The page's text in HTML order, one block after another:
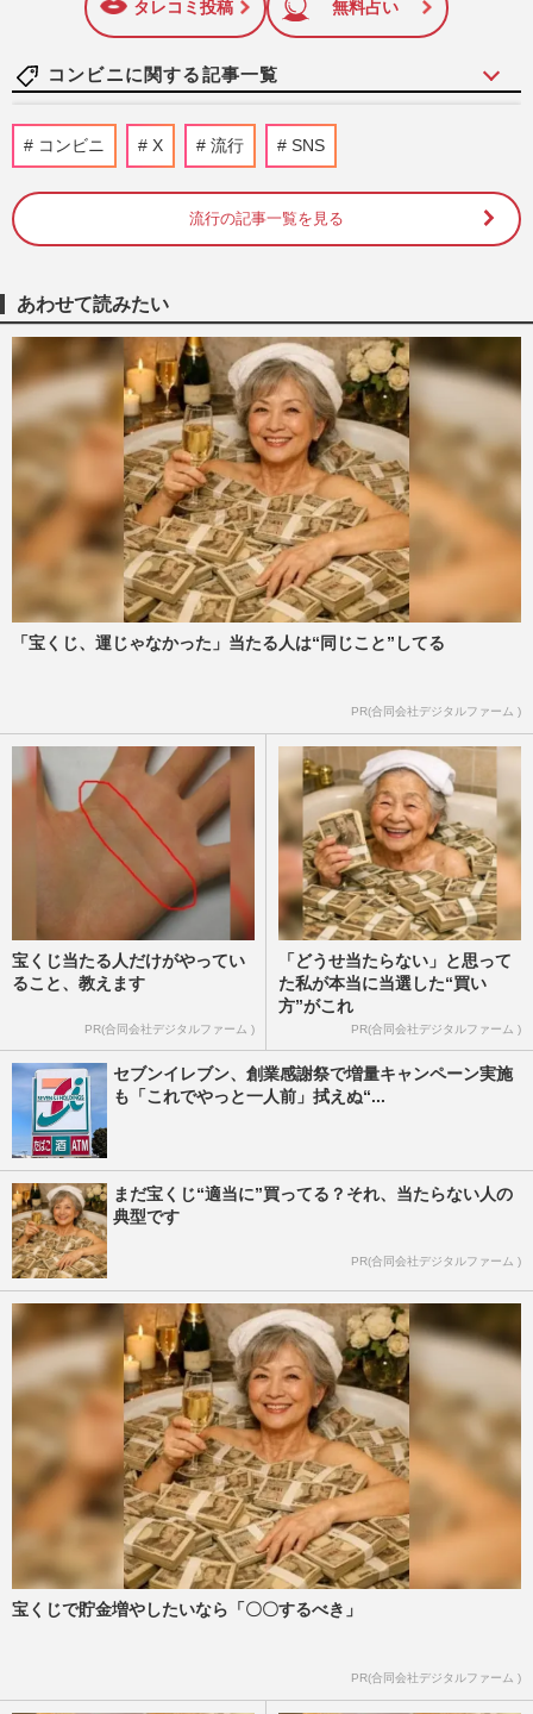
しています！ タレコミ投稿 無料占い
コンビニに関する記事一覧
「コンビニ＝割高」は勘違い？ 知らない
と年間1万円以上損する「アプリ＆レシー
週刊女性2026年7月28日・8月4日号 2026/7/25
手・転売”が発覚で、過去疑惑も再浮上
「経営の継続にまで影響」広…
週刊女性PRIME
セブン-イレブン従業員、発売前に人気キ
ャラ買い占め・転売に関与を確認、フリマ
サイトに写り込んだ証拠写…
週刊女性PRIME 2026/7/23
セブンイレブン店員がポケカを「発売前」
にメルカリ出品、名札が写り込み批判殺
到…本部は従業員の関与認め…
週刊女性PRIME 2026/7/23
ファミマの新作「も～っちり食感きなこド
と話題、同社に聞いた開発…
週刊女性PRIME 2026/7/19
コンビニ X 流行 SNS
流行の記事一覧を見る
あわせて読みたい
「宝くじ、運じゃなかった」当たる人は“同じこと”してる
PR(合同会社デジタルファーム )
宝くじ当たる人だけがやってい
ること、教えます
PR(合同会社デジタルファーム )
「どうせ当たらない」と思って
た私が本当に当選した“買い
方”がこれ
PR(合同会社デジタルファーム )
セブンイレブン、創業感謝祭で増量キャンペーン実施
も「これでやっと一人前」拭えぬ“...
まだ宝くじ“適当に”買ってる？それ、当たらない人の
典型です
PR(合同会社デジタルファーム )
宝くじで貯金増やしたいなら「〇〇するべき」
PR(合同会社デジタルファーム )